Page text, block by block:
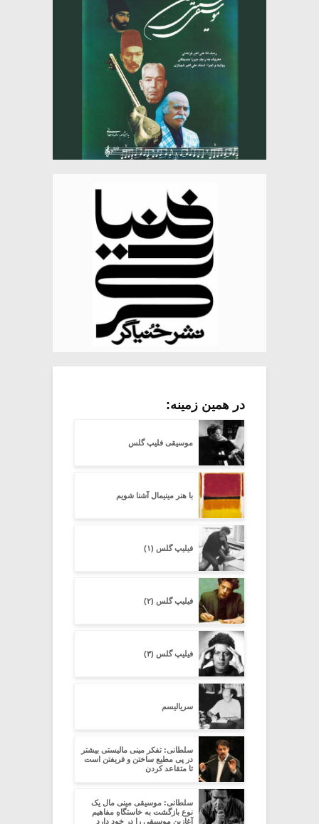
در همین زمینه:
موسیقی فلیپ گلس
با هنر مینیمال آشنا شویم
فیلیپ گلس (۱)
فیلیپ گلس (۲)
فیلیپ گلس (۳)
سریالیسم
سلطانی: تفکر مینی مالیستی بیشتر
در پی مطیع ساختن و فریفتن است
تا متقاعد کردن
سلطانی: موسیقی مینی مال یک
نوع بازگشت به خاستگاهِ مفاهیم
آغازین موسیقی را در خود دارد